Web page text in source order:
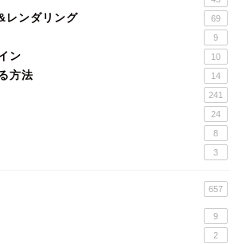
レンダリング 69
9
ン 10
方法 14
241
24
8
3
657
9
2